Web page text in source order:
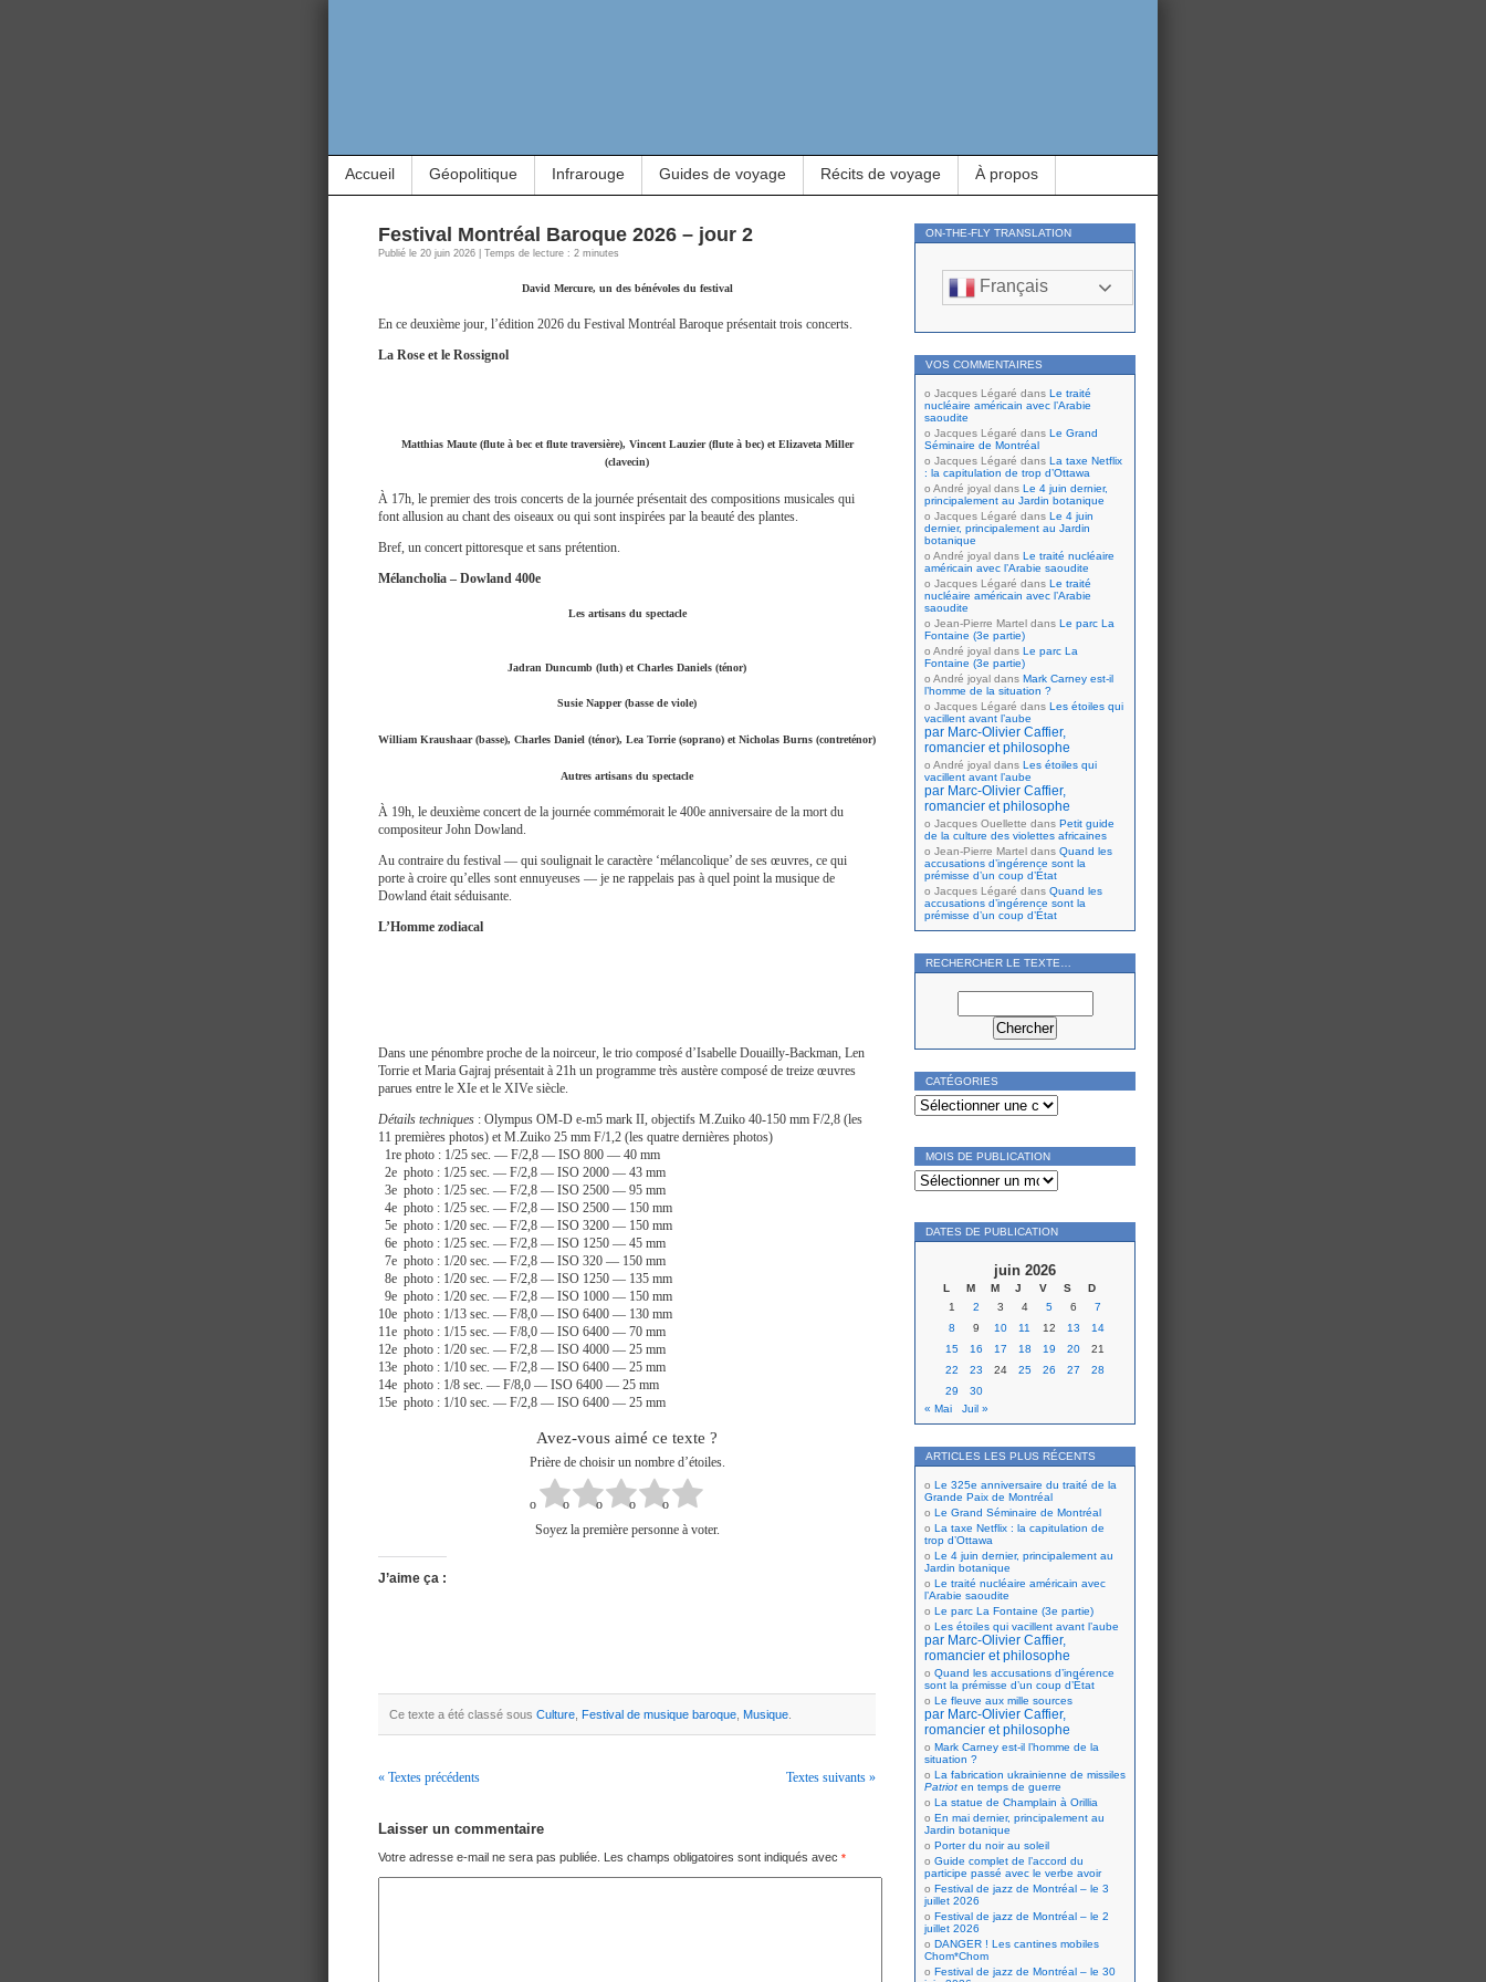
Accueil Géopolitique Infrarouge Guides de voyage Récits de voyage À propos
Festival Montréal Baroque 2026 – jour 2
Publié le 20 juin 2026 | Temps de lecture : 2 minutes
David Mercure, un des bénévoles du festival
En ce deuxième jour, l’édition 2026 du Festival Montréal Baroque présentait trois concerts.
La Rose et le Rossignol
Matthias Maute (flute à bec et flute traversière), Vincent Lauzier (flute à bec) et Elizaveta Miller
(clavecin)
À 17h, le premier des trois concerts de la journée présentait des compositions musicales qui
font allusion au chant des oiseaux ou qui sont inspirées par la beauté des plantes.
Bref, un concert pittoresque et sans prétention.
Mélancholia – Dowland 400e
Les artisans du spectacle
Jadran Duncumb (luth) et Charles Daniels (ténor)
Susie Napper (basse de viole)
William Kraushaar (basse), Charles Daniel (ténor), Lea Torrie (soprano) et Nicholas Burns (contreténor)
Autres artisans du spectacle
À 19h, le deuxième concert de la journée commémorait le 400e anniversaire de la mort du
compositeur John Dowland.
Au contraire du festival — qui soulignait le caractère ‘mélancolique’ de ses œuvres, ce qui
porte à croire qu’elles sont ennuyeuses — je ne rappelais pas à quel point la musique de
Dowland était séduisante.
L’Homme zodiacal
Dans une pénombre proche de la noirceur, le trio composé d’Isabelle Douailly-Backman, Len
Torrie et Maria Gajraj présentait à 21h un programme très austère composé de treize œuvres
parues entre le XIe et le XIVe siècle.
Détails techniques : Olympus OM-D e-m5 mark II, objectifs M.Zuiko 40-150 mm F/2,8 (les
11 premières photos) et M.Zuiko 25 mm F/1,2 (les quatre dernières photos)
1re photo : 1/25 sec. — F/2,8 — ISO 800 — 40 mm
2e photo : 1/25 sec. — F/2,8 — ISO 2000 — 43 mm
3e photo : 1/25 sec. — F/2,8 — ISO 2500 — 95 mm
4e photo : 1/25 sec. — F/2,8 — ISO 2500 — 150 mm
5e photo : 1/20 sec. — F/2,8 — ISO 3200 — 150 mm
6e photo : 1/25 sec. — F/2,8 — ISO 1250 — 45 mm
7e photo : 1/20 sec. — F/2,8 — ISO 320 — 150 mm
8e photo : 1/20 sec. — F/2,8 — ISO 1250 — 135 mm
9e photo : 1/20 sec. — F/2,8 — ISO 1000 — 150 mm
10e photo : 1/13 sec. — F/8,0 — ISO 6400 — 130 mm
11e photo : 1/15 sec. — F/8,0 — ISO 6400 — 70 mm
12e photo : 1/20 sec. — F/2,8 — ISO 4000 — 25 mm
13e photo : 1/10 sec. — F/2,8 — ISO 6400 — 25 mm
14e photo : 1/8 sec. — F/8,0 — ISO 6400 — 25 mm
15e photo : 1/10 sec. — F/2,8 — ISO 6400 — 25 mm
Avez-vous aimé ce texte ?
Prière de choisir un nombre d’étoiles.
Soyez la première personne à voter.
J’aime ça :
Ce texte a été classé sous Culture Festival de musique baroque Musique
« Textes précédents Textes suivants »
Laisser un commentaire
Votre adresse e-mail ne sera pas publiée. Les champs obligatoires sont indiqués avec *
ON-THE-FLY TRANSLATION
Français
VOS COMMENTAIRES
Jacques Légaré dans Le traité
nucléaire américain avec l’Arabie
saoudite
Jacques Légaré dans Le Grand
Séminaire de Montréal
Jacques Légaré dans La taxe Netflix
: la capitulation de trop d’Ottawa
André joyal dans Le 4 juin dernier,
principalement au Jardin botanique
Jacques Légaré dans Le 4 juin
dernier, principalement au Jardin
botanique
André joyal dans Le traité nucléaire
américain avec l’Arabie saoudite
Jacques Légaré dans Le traité
nucléaire américain avec l’Arabie
saoudite
Jean-Pierre Martel dans Le parc La
Fontaine (3e partie)
André joyal dans Le parc La
Fontaine (3e partie)
André joyal dans Mark Carney est-il
l’homme de la situation ?
Jacques Légaré dans Les étoiles qui
vacillent avant l’aube
par Marc-Olivier Caffier,
romancier et philosophe
André joyal dans Les étoiles qui
vacillent avant l’aube
par Marc-Olivier Caffier,
romancier et philosophe
Jacques Ouellette dans Petit guide
de la culture des violettes africaines
Jean-Pierre Martel dans Quand les
accusations d’ingérence sont la
prémisse d’un coup d’État
Jacques Légaré dans Quand les
accusations d’ingérence sont la
prémisse d’un coup d’État
RECHERCHER LE TEXTE…
CATÉGORIES
Catégories
MOIS DE PUBLICATION
Mois
de
publication
DATES DE PUBLICATION
juin 2026
L M M J V S
D
1
2 3 4 5 6
7
8
9 10 11 12 13
14
15
16 17 18 19 20
21
22
23 24 25 26 27
28
29
30
« Mai
Juil »
ARTICLES LES PLUS RÉCENTS
Le 325e anniversaire du traité de la
Grande Paix de Montréal
Le Grand Séminaire de Montréal
La taxe Netflix : la capitulation de
trop d’Ottawa
Le 4 juin dernier, principalement au
Jardin botanique
Le traité nucléaire américain avec
l’Arabie saoudite
Le parc La Fontaine (3e partie)
Les étoiles qui vacillent avant l’aube
par Marc-Olivier Caffier,
romancier et philosophe
Quand les accusations d’ingérence
sont la prémisse d’un coup d’État
Le fleuve aux mille sources
par Marc-Olivier Caffier,
romancier et philosophe
Mark Carney est-il l’homme de la
situation ?
La fabrication ukrainienne de missiles
Patriot en temps de guerre
La statue de Champlain à Orillia
En mai dernier, principalement au
Jardin botanique
Porter du noir au soleil
Guide complet de l’accord du
participe passé avec le verbe avoir
Festival de jazz de Montréal – le 3
juillet 2026
Festival de jazz de Montréal – le 2
juillet 2026
DANGER ! Les cantines mobiles
Chom*Chom
Festival de jazz de Montréal – le 30